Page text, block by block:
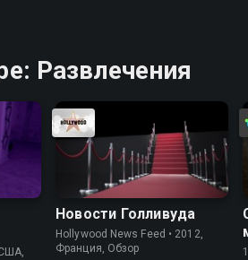
Развлечения
Новости Голливуда
Hollywood News Feed • 2012,
Франция, Обзор